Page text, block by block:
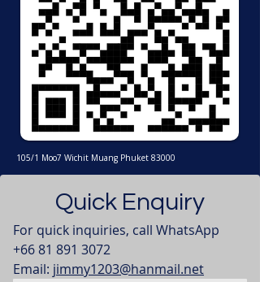
105/1 Moo7 Wichit Muang Phuket 83000
Quick Enquiry
For quick inquiries, call WhatsApp
+66 81 891 3072
Email: jimmy1203@hanmail.net